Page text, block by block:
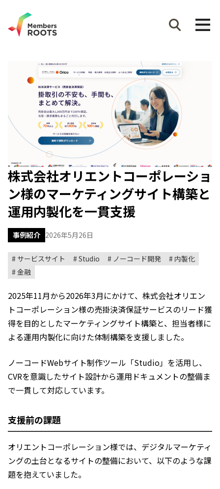
株式会社オリエントコーポレーショ
ン様のマーケティングサイト構築と
運用内製化を一貫支援
事例紹介 2026年5月26日
サービスサイト Studio ノーコード開発
内製化
金融
2025年11月から2026年3月にかけて、株式会社オリエン
トコーポレーション様の売掛決済保証サービスのリード獲
得を目的としたマーケティングサイト構築と、担当者様に
よる運用内製化に向けた体制構築を支援しました。
ノーコードWebサイト制作ツール「Studio」を活用し、
CVRを意識したサイト設計から運用ドキュメントの整備ま
で一貫して対応しています。
支援前の課題
オリエントコーポレーション様では、デジタルマーケティ
ングの土台となるサイトの整備において、以下のような課
題を抱えていました。